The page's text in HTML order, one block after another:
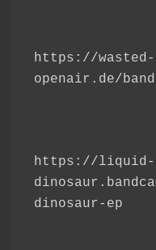
https://wasted-
openair.de/
https://liquid-
dinosaur-ep